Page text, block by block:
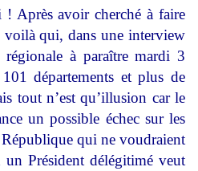
! Après avoir cherché à faire
voilà qui, dans une interview
à paraître mardi 3
départements et plus de
tout n’est qu’illusion car le
un possible échec sur les
qui ne voudraient
Président délégitimé veut